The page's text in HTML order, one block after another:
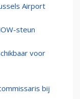
Airport
steun
voor
bij